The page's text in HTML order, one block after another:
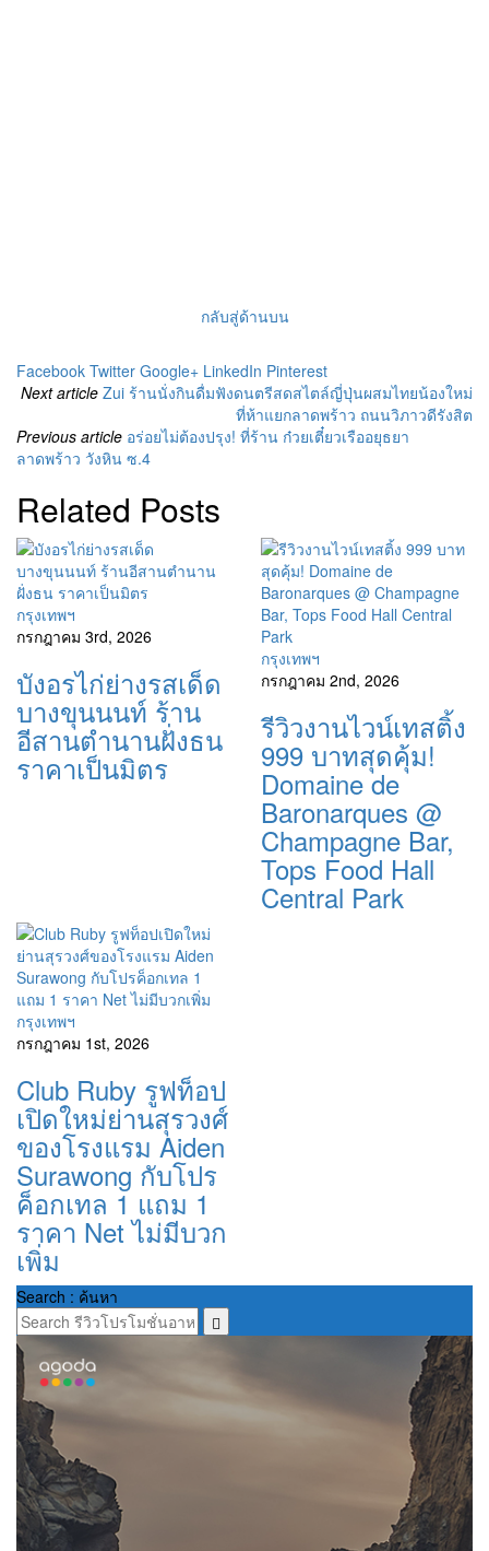
กลับสู่ด้านบน
Facebook Twitter Google+ LinkedIn Pinterest
Next article Zui ร้านนั่งกินดื่มฟังดนตรีสดสไตล์ญี่ปุ่นผสมไทยน้องใหม่
ที่ห้าแยกลาดพร้าว ถนนวิภาวดีรังสิต
Previous article อร่อยไม่ต้องปรุง! ที่ร้าน ก๋วยเตี๋ยวเรืออยุธยา
ลาดพร้าว วังหิน ซ.4
Related Posts
กรุงเทพฯ
กรกฎาคม 3rd, 2026
บังอรไก่ย่างรสเด็ด
บางขุนนนท์ ร้าน
อีสานตำนานฝั่งธน
ราคาเป็นมิตร
กรุงเทพฯ
กรกฎาคม 2nd, 2026
รีวิวงานไวน์เทสติ้ง
999 บาทสุดคุ้ม!
Domaine de
Baronarques @
Champagne Bar,
Tops Food Hall
Central Park
กรุงเทพฯ
กรกฎาคม 1st, 2026
Club Ruby รูฟท็อป
เปิดใหม่ย่านสุรวงศ์
ของโรงแรม Aiden
Surawong กับโปร
ค็อกเทล 1 แถม 1
ราคา Net ไม่มีบวก
เพิ่ม
Search : ค้นหา